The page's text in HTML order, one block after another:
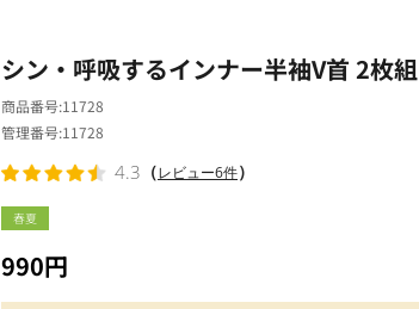
春夏
シン・呼吸するインナー半袖V首 2枚組
990円
商品番号 11728
管理番号 11728
4.3 （レビュー6件）